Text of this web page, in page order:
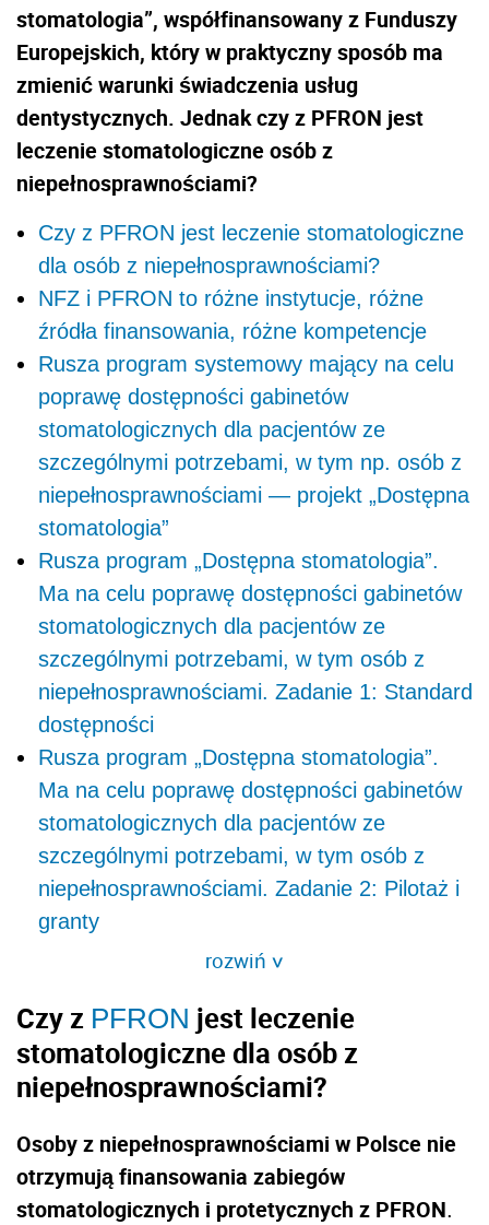
stomatologia”, współfinansowany z Funduszy
Europejskich, który w praktyczny sposób ma
zmienić warunki świadczenia usług
dentystycznych. Jednak czy z PFRON jest
leczenie stomatologiczne osób z
niepełnosprawnościami?
Czy z PFRON jest leczenie stomatologiczne
dla osób z niepełnosprawnościami?
NFZ i PFRON to różne instytucje, różne
źródła finansowania, różne kompetencje
Rusza program systemowy mający na celu
poprawę dostępności gabinetów
stomatologicznych dla pacjentów ze
szczególnymi potrzebami, w tym np. osób z
niepełnosprawnościami — projekt „Dostępna
stomatologia”
Rusza program „Dostępna stomatologia”.
Ma na celu poprawę dostępności gabinetów
stomatologicznych dla pacjentów ze
szczególnymi potrzebami, w tym osób z
niepełnosprawnościami. Zadanie 1: Standard
dostępności
Rusza program „Dostępna stomatologia”.
Ma na celu poprawę dostępności gabinetów
stomatologicznych dla pacjentów ze
szczególnymi potrzebami, w tym osób z
niepełnosprawnościami. Zadanie 2: Pilotaż i
granty
rozwiń>
Czy z PFRON jest leczenie
stomatologiczne dla osób z
niepełnosprawnościami?
Osoby z niepełnosprawnościami w Polsce nie
otrzymują finansowania zabiegów
stomatologicznych i protetycznych z PFRON.